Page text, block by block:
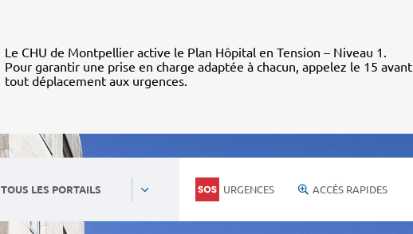
Le CHU de Montpellier active le Plan Hôpital en Tension – Niveau 1.
Pour garantir une prise en charge adaptée à chacun, appelez le 15 avant
tout déplacement aux urgences.
TOUS LES PORTAILS URGENCES ACCÈS RAPIDES